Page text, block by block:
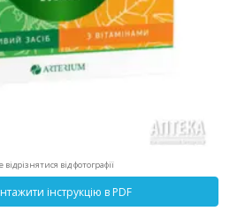
від фотографії
інструкцію в PDF